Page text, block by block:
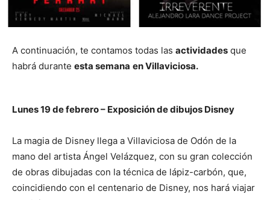
A continuación, te contamos todas las actividades que
habrá durante esta semana en Villaviciosa.
Lunes 19 de febrero – Exposición de dibujos Disney
La magia de Disney llega a Villaviciosa de Odón de la
mano del artista Ángel Velázquez, con su gran colección
de obras dibujadas con la técnica de lápiz-carbón, que,
coincidiendo con el centenario de Disney, nos hará viajar